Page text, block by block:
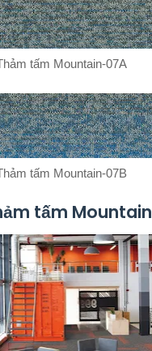
tấm Mountain-07A
tấm Mountain-07B
tấm Mountain